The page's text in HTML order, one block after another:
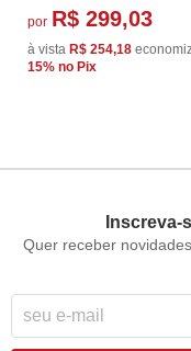
por R$ 299,03
à vista R$ 254,18
15% no Pix
Inscreva-
Quer receber